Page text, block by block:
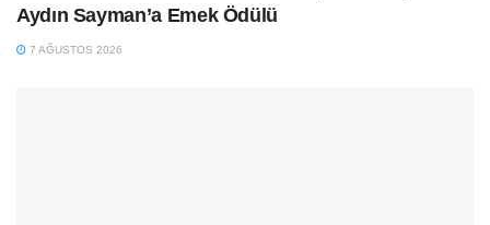
Aydın Sayman’a Emek Ödülü
7 AĞUSTOS 2026